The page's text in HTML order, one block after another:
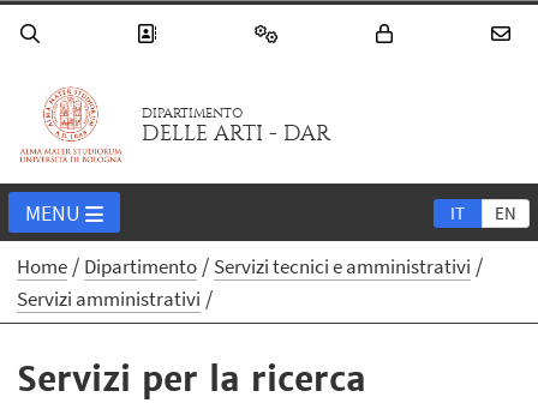
DIPARTIMENTO
DELLE ARTI - DAR
IT EN
MENU
Home Dipartimento
Servizi tecnici e amministrativi
Servizi amministrativi
Servizi per la ricerca